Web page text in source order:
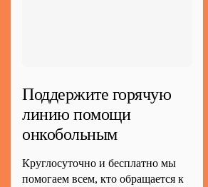
Поддержите горячую
линию помощи
онкобольным
Круглосуточно и бесплатно мы
помогаем всем, кто обращается к